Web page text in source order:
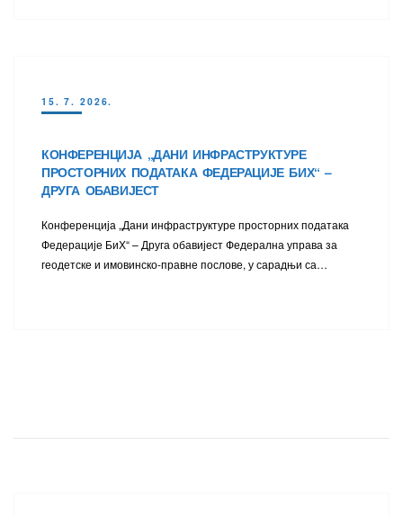
15. 7. 2026.
КОНФЕРЕНЦИЈА „ДАНИ ИНФРАСТРУКТУРЕ
ПРОСТОРНИХ ПОДАТАКА ФЕДЕРАЦИЈЕ БИХ“ –
ДРУГА ОБАВИЈЕСТ
Конференција „Дани инфраструктуре просторних података
Федерације БиХ“ – Друга обавијест Федерална управа за
геодетске и имовинско-правне послове, у сарадњи са…